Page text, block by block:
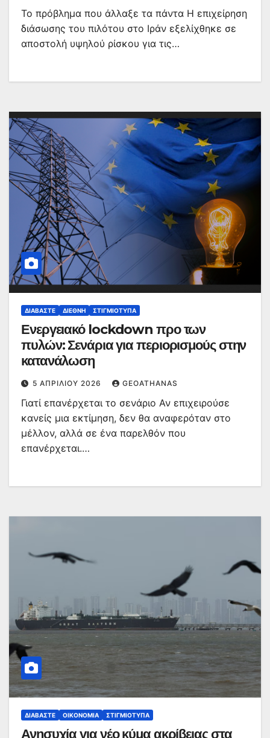
Το πρόβλημα που άλλαξε τα πάντα Η επιχείρηση
διάσωσης του πιλότου στο Ιράν εξελίχθηκε σε
αποστολή υψηλού ρίσκου για τις…
ΔΙΑΒΆΣΤΕ ΔΙΕΘΝΉ ΣΤΙΓΜΙΌΤΥΠΑ
Ενεργειακό lockdown προ των
πυλών: Σενάρια για περιορισμούς στην
κατανάλωση
5 ΑΠΡΙΛΊΟΥ 2026 GEOATHANAS
Γιατί επανέρχεται το σενάριο Αν επιχειρούσε
κανείς μια εκτίμηση, δεν θα αναφερόταν στο
μέλλον, αλλά σε ένα παρελθόν που
επανέρχεται.…
ΔΙΑΒΆΣΤΕ ΟΙΚΟΝΟΜΊΑ ΣΤΙΓΜΙΌΤΥΠΑ
Ανησυχία για νέο κύμα ακρίβειας στα